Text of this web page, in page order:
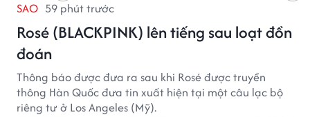
SAO 59 phút trước
Rosé (BLACKPINK) lên tiếng sau loạt đồn
đoán
Thông báo được đưa ra sau khi Rosé được truyền
thông Hàn Quốc đưa tin xuất hiện tại một câu lạc bộ
riêng tư ở Los Angeles (Mỹ).